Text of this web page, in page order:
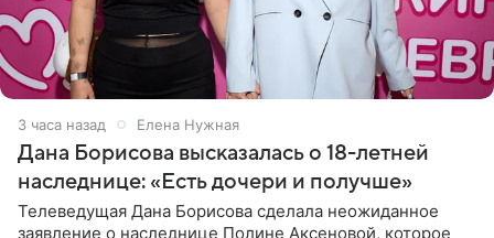
3 часа назад Елена Нужная
Дана Борисова высказалась о 18-летней
наследнице: «Есть дочери и получше»
Телеведущая Дана Борисова сделала неожиданное
заявление о наследнице Полине Аксеновой, которое